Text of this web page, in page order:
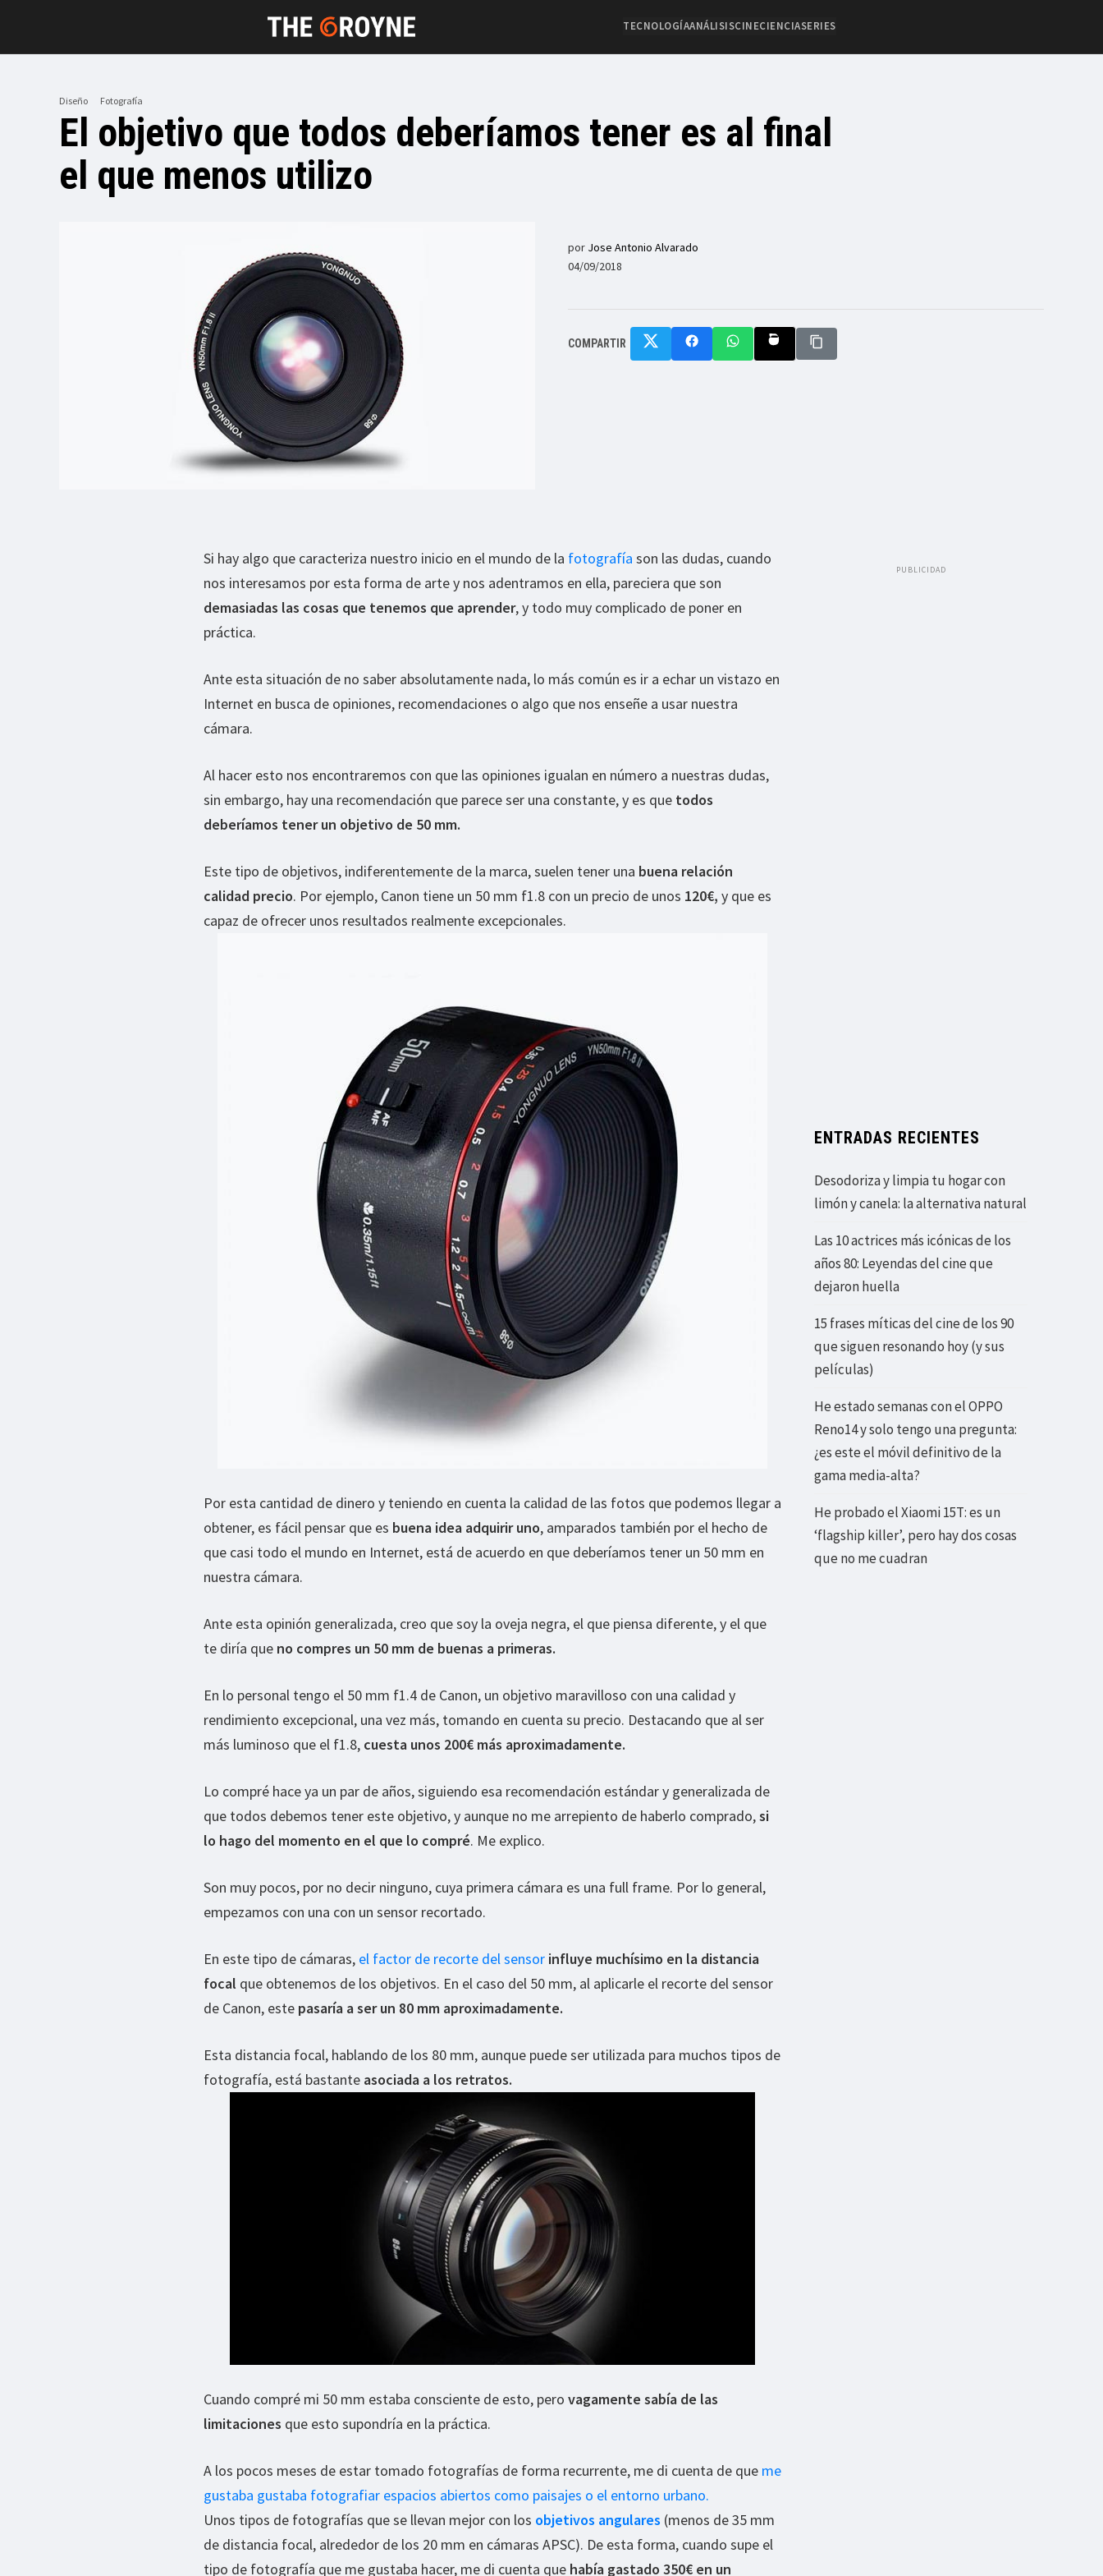
TECNOLOGÍAANÁLISISCINECIENCIASERIES
Diseño Fotografía
El objetivo que todos deberíamos tener es al final
el que menos utilizo
por Jose Antonio Alvarado
04/09/2018
COMPARTIR
Si hay algo que caracteriza nuestro inicio en el mundo de la fotografía son las dudas, cuando
nos interesamos por esta forma de arte y nos adentramos en ella, pareciera que son
demasiadas las cosas que tenemos que aprender, y todo muy complicado de poner en
práctica.
Ante esta situación de no saber absolutamente nada, lo más común es ir a echar un vistazo en
Internet en busca de opiniones, recomendaciones o algo que nos enseñe a usar nuestra
cámara.
Al hacer esto nos encontraremos con que las opiniones igualan en número a nuestras dudas,
sin embargo, hay una recomendación que parece ser una constante, y es que todos
deberíamos tener un objetivo de 50 mm.
Este tipo de objetivos, indiferentemente de la marca, suelen tener una buena relación
calidad precio. Por ejemplo, Canon tiene un 50 mm f1.8 con un precio de unos 120€, y que es
capaz de ofrecer unos resultados realmente excepcionales.
Por esta cantidad de dinero y teniendo en cuenta la calidad de las fotos que podemos llegar a
obtener, es fácil pensar que es buena idea adquirir uno, amparados también por el hecho de
que casi todo el mundo en Internet, está de acuerdo en que deberíamos tener un 50 mm en
nuestra cámara.
Ante esta opinión generalizada, creo que soy la oveja negra, el que piensa diferente, y el que
te diría que no compres un 50 mm de buenas a primeras.
En lo personal tengo el 50 mm f1.4 de Canon, un objetivo maravilloso con una calidad y
rendimiento excepcional, una vez más, tomando en cuenta su precio. Destacando que al ser
más luminoso que el f1.8, cuesta unos 200€ más aproximadamente.
Lo compré hace ya un par de años, siguiendo esa recomendación estándar y generalizada de
que todos debemos tener este objetivo, y aunque no me arrepiento de haberlo comprado,si
lo hago del momento en el que lo compré. Me explico.
Son muy pocos, por no decir ninguno, cuya primera cámara es una full frame. Por lo general,
empezamos con una con un sensor recortado.
En este tipo de cámaras, el factor de recorte del sensor influye muchísimo en la distancia
focal que obtenemos de los objetivos. En el caso del 50 mm, al aplicarle el recorte del sensor
de Canon, este pasaría a ser un 80 mm aproximadamente.
Esta distancia focal, hablando de los 80 mm, aunque puede ser utilizada para muchos tipos de
fotografía, está bastante asociada a los retratos.
Cuando compré mi 50 mm estaba consciente de esto, pero vagamente sabía de las
limitaciones que esto supondría en la práctica.
A los pocos meses de estar tomado fotografías de forma recurrente, me di cuenta de que me
gustaba gustaba fotografiar espacios abiertos como paisajes o el entorno urbano.
Unos tipos de fotografías que se llevan mejor con los objetivos angulares (menos de 35 mm
de distancia focal, alrededor de los 20 mm en cámaras APSC). De esta forma, cuando supe el
tipo de fotografía que me gustaba hacer, me di cuenta que había gastado 350€ en un
PUBLICIDAD
ENTRADAS RECIENTES
Desodoriza y limpia tu hogar con
limón y canela: la alternativa natural
Las 10 actrices más icónicas de los
años 80: Leyendas del cine que
dejaron huella
15 frases míticas del cine de los 90
que siguen resonando hoy (y sus
películas)
He estado semanas con el OPPO
Reno14 y solo tengo una pregunta:
¿es este el móvil definitivo de la
gama media-alta?
He probado el Xiaomi 15T: es un
‘flagship killer’, pero hay dos cosas
que no me cuadran